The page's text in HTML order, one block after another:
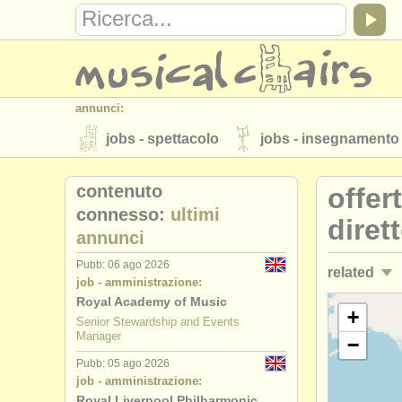
annunci:
jobs - spettacolo jobs - insegnamento
strumenti in vendita strumenti rubati
elenchi:
orchestre e teatri lirici conservatori
musicalchairs:
riguardo musicalchairs contattaci
editori:
pubblica con noi find out about our
related
jobs -
jobs -
jobs -
+
−
contenuto
connesso: ultimi
annunci
Pubb: 06 ago 2026
job - amministrazione:
Royal Academy of Music
Senior Stewardship and Events
Manager
Pubb: 05 ago 2026
job - amministrazione: